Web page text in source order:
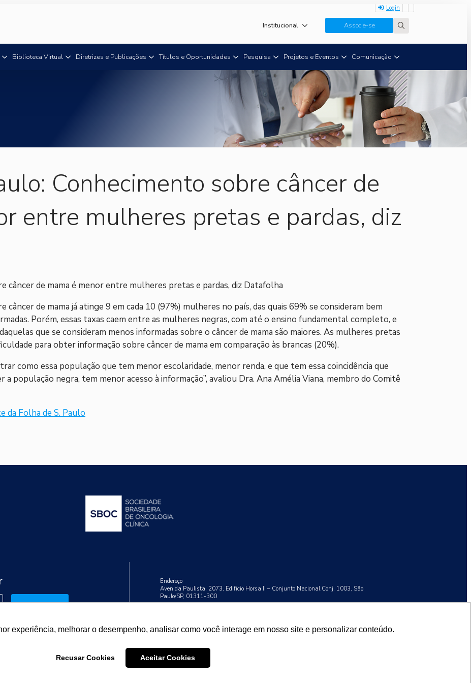
experiência, melhorar o desempenho, analisar como você interage em nosso site e personalizar conteúdo.
Recusar Cookies Aceitar Cookies
Login
Institucional Associe-se
Biblioteca Virtual Diretrizes e Publicações Títulos e Oportunidades Pesquisa Projetos e Eventos Comunicação
Conhecimento sobre câncer de
entre mulheres pretas e pardas, diz
câncer de mama é menor entre mulheres pretas e pardas, diz Datafolha
câncer de mama já atinge 9 em cada 10 (97%) mulheres no país, das quais 69% se consideram bem
Porém, essas taxas caem entre as mulheres negras, com até o ensino fundamental completo, e
que se consideram menos informadas sobre o câncer de mama são maiores. As mulheres pretas
para obter informação sobre câncer de mama em comparação às brancas (20%).
como essa população que tem menor escolaridade, menor renda, e que tem essa coincidência que
a população negra, tem menor acesso à informação”, avaliou Dra. Ana Amélia Viana, membro do Comitê
da Folha de S. Paulo
Endereço
Avenida Paulista, 2073, Edifício Horsa II – Conjunto Nacional Conj. 1003, São
Paulo/SP, 01311-300